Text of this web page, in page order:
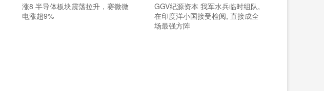
涨8 半导体板块震荡拉升，赛微微
电涨超9%
GGV纪源资本 我军水兵临时组队,
在印度洋小国接受检阅, 直接成全
场最强方阵